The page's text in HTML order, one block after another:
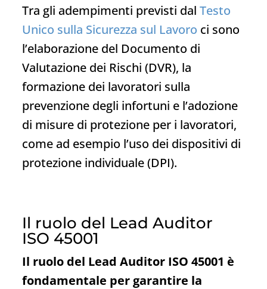
Tra gli adempimenti previsti dal Testo
Unico sulla Sicurezza sul Lavoro ci sono
l’elaborazione del Documento di
Valutazione dei Rischi (DVR), la
formazione dei lavoratori sulla
prevenzione degli infortuni e l’adozione
di misure di protezione per i lavoratori,
come ad esempio l’uso dei dispositivi di
protezione individuale (DPI).
Il ruolo del Lead Auditor
ISO 45001
Il ruolo del Lead Auditor ISO 45001 è
fondamentale per garantire la